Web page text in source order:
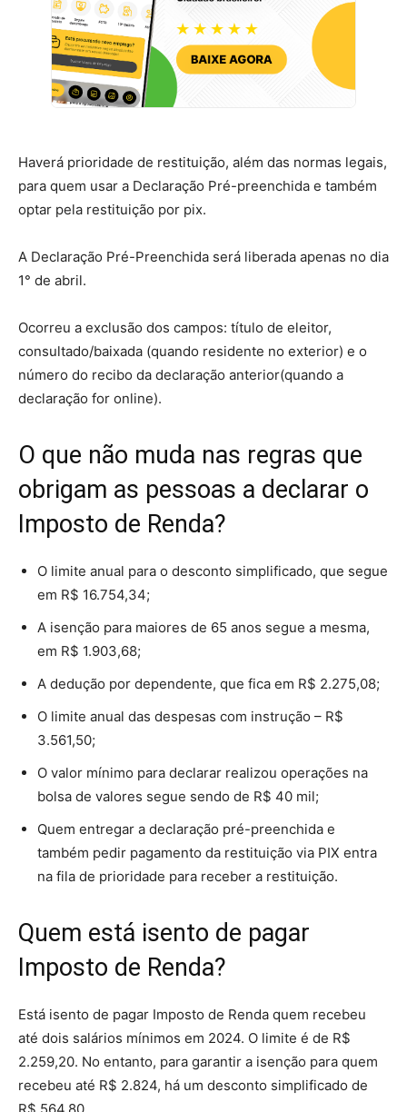
Haverá prioridade de restituição, além das normas legais,
para quem usar a Declaração Pré-preenchida e também
optar pela restituição por pix.
A Declaração Pré-Preenchida será liberada apenas no dia
1° de abril.
Ocorreu a exclusão dos campos: título de eleitor,
consultado/baixada (quando residente no exterior) e o
número do recibo da declaração anterior(quando a
declaração for online).
O que não muda nas regras que
obrigam as pessoas a declarar o
Imposto de Renda?
O limite anual para o desconto simplificado, que segue
em R$ 16.754,34;
A isenção para maiores de 65 anos segue a mesma,
em R$ 1.903,68;
A dedução por dependente, que fica em R$ 2.275,08;
O limite anual das despesas com instrução – R$
3.561,50;
O valor mínimo para declarar realizou operações na
bolsa de valores segue sendo de R$ 40 mil;
Quem entregar a declaração pré-preenchida e
também pedir pagamento da restituição via PIX entra
na fila de prioridade para receber a restituição.
Quem está isento de pagar
Imposto de Renda?
Está isento de pagar Imposto de Renda quem recebeu
até dois salários mínimos em 2024. O limite é de R$
2.259,20. No entanto, para garantir a isenção para quem
recebeu até R$ 2.824, há um desconto simplificado de
R$ 564,80.